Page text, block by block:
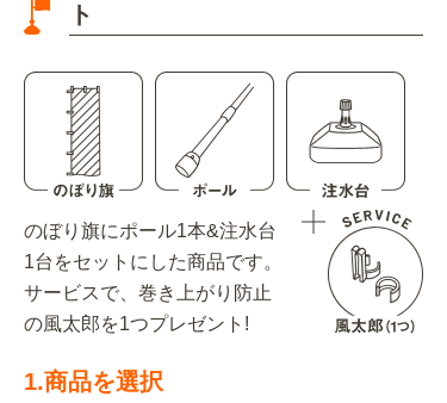
ト
のぼり旗にポール1本&注水台
1台をセットにした商品です。
サービスで、巻き上がり防止
の風太郎を1つプレゼント!
1.商品を選択